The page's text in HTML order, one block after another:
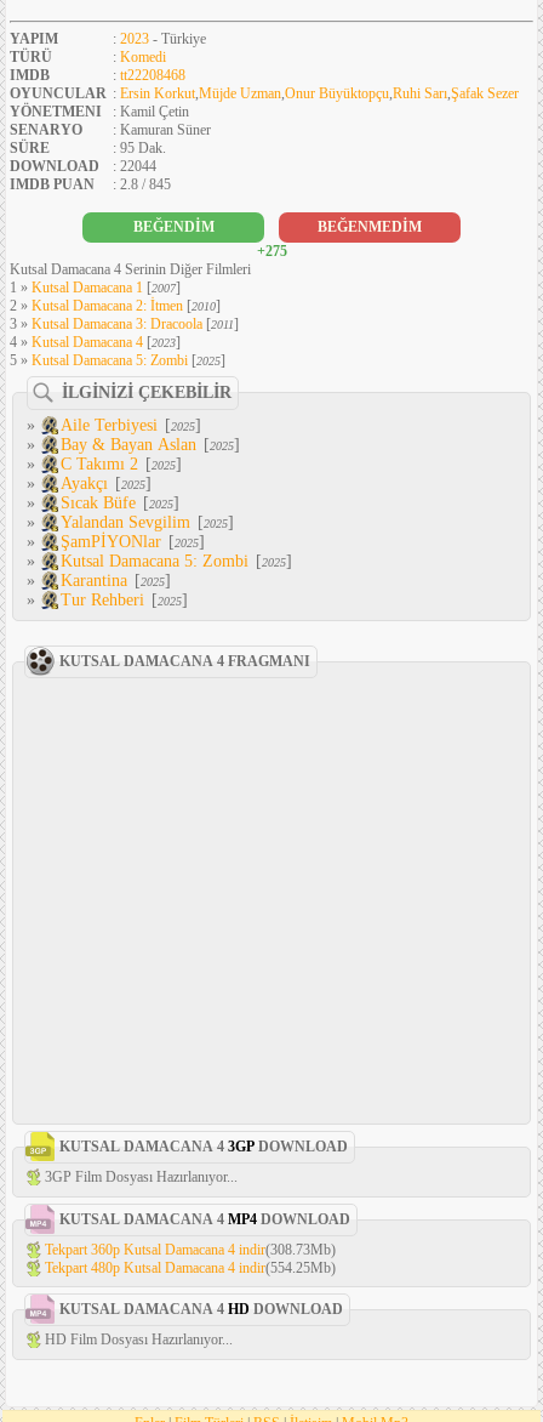
YAPIM : 2023 - Türkiye
TÜRÜ
: Komedi
IMDB
: tt22208468
OYUNCULAR : Ersin Korkut Müjde Uzman Onur Büyüktopçu Ruhi Sarı Şafak Sezer
YÖNETMENI
: Kamil Çetin
SENARYO
: Kamuran Süner
SÜRE
: 95 Dak.
DOWNLOAD
: 22044
IMDB PUAN
: 2.8 / 845
BEĞENDİM
BEĞENMEDİM
+275
Kutsal Damacana 4 Serinin Diğer Filmleri
1 » Kutsal Damacana 1 [2007]
2 » Kutsal Damacana 2: İtmen [2010]
3 » Kutsal Damacana 3: Dracoola [2011]
4 » Kutsal Damacana 4 [2023]
5 » Kutsal Damacana 5: Zombi [2025]
İLGİNİZİ ÇEKEBİLİR
»
Aile Terbiyesi [2025]
»
Bay & Bayan Aslan [2025]
»
C Takımı 2 [2025]
»
Ayakçı [2025]
»
Sıcak Büfe [2025]
»
Yalandan Sevgilim [2025]
»
ŞamPİYONlar [2025]
»
Kutsal Damacana 5: Zombi [2025]
»
Karantina [2025]
»
Tur Rehberi [2025]
KUTSAL DAMACANA 4 FRAGMANI
KUTSAL DAMACANA 4 3GP DOWNLOAD
3GP Film Dosyası Hazırlanıyor...
KUTSAL DAMACANA 4 MP4 DOWNLOAD
Tekpart 360p Kutsal Damacana 4 indir(308.73Mb)
Tekpart 480p Kutsal Damacana 4 indir(554.25Mb)
KUTSAL DAMACANA 4 HD DOWNLOAD
HD Film Dosyası Hazırlanıyor...